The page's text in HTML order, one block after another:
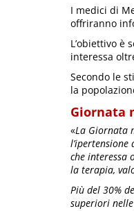
I medici di
offriranno
L’obiettivo è
interessa
Secondo le
la
Giornata
«La Giornata
che
la terapia,
Più del 30%
superiori